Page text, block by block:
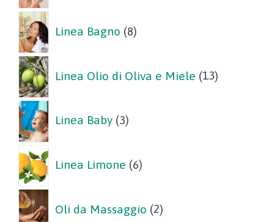
Linea Bagno 8prodotti
Linea Olio di Oliva e Miele 13prodotti
Linea Baby 3prodotti
Linea Limone 6prodotti
Oli da Massaggio 2prodotti